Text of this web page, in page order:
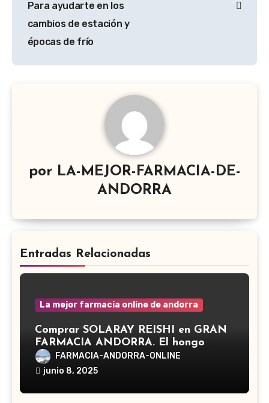
Para ayudarte en los
cambios de estación y
épocas de frío
por LA-MEJOR-FARMACIA-DE-
ANDORRA
Entradas Relacionadas
La mejor farmacia online de andorra
Comprar SOLARAY REISHI en GRAN
FARMACIA ANDORRA. El hongo
Reishi, cuyo nombre científico es
Ganoderma lucidum, es un hongo
en la medicina tradicional asiática
FARMACIA-ANDORRA-ONLINE
junio 8, 2025